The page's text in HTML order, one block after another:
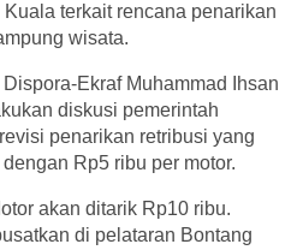
terkait rencana penarikan
wisata.
Ekraf Muhammad Ihsan
diskusi pemerintah
penarikan retribusi yang
Rp5 ribu per motor.
akan ditarik Rp10 ribu.
di pelataran Bontang